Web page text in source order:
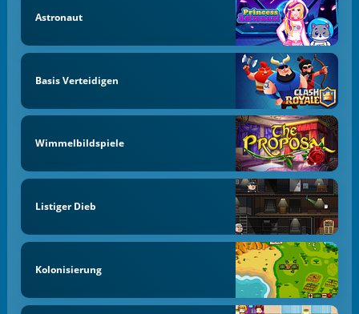
Astronaut
Basis Verteidigen
Wimmelbildspiele
Listiger Dieb
Kolonisierung